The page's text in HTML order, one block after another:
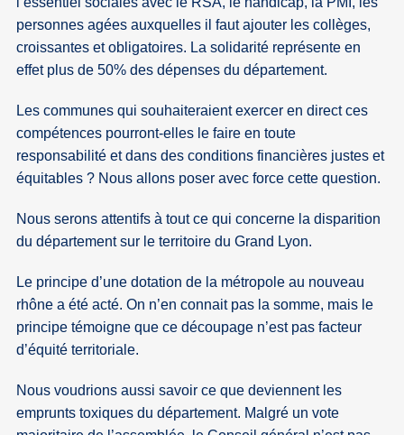
personnes agées auxquelles il faut ajouter les collèges,
croissantes et obligatoires. La solidarité représente en
effet plus de 50% des dépenses du département.
Les communes qui souhaiteraient exercer en direct ces
compétences pourront-elles le faire en toute
responsabilité et dans des conditions financières justes et
équitables ? Nous allons poser avec force cette question.
Nous serons attentifs à tout ce qui concerne la disparition
du département sur le territoire du Grand Lyon.
Le principe d’une dotation de la métropole au nouveau
rhône a été acté. On n’en connait pas la somme, mais le
principe témoigne que ce découpage n’est pas facteur
d’équité territoriale.
Nous voudrions aussi savoir ce que deviennent les
emprunts toxiques du département. Malgré un vote